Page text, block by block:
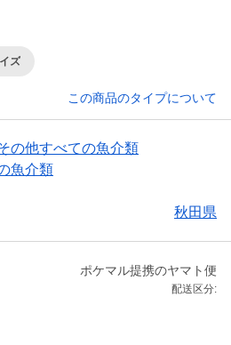
ズ
この商品のタイプについて
の他すべての魚介類
魚介類
秋田県
ポケマル提携のヤマト便
配送区分: